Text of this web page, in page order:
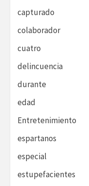
capturado
colaborador
cuatro
delincuencia
durante
edad
Entretenimiento
espartanos
especial
estupefacientes